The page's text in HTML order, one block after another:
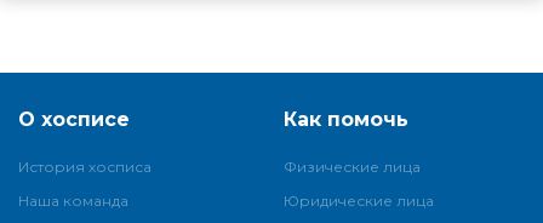
О хосписе
История хосписа
Наша команда
Как помочь
Физические лица
Юридические лица